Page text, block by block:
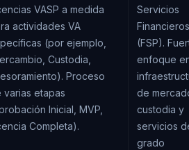
VASP a medida
actividades VA
(por ejemplo,
Custodia,
Proceso
varias etapas
Inicial, MVP,
Completa).
Servicios
Financieros
(FSP).
enfoque
de
custodia y
servicios
grado